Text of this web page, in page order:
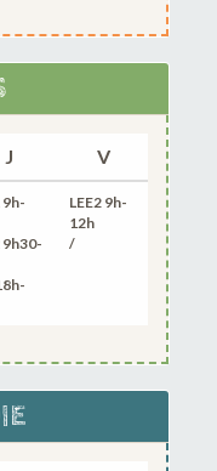
J V
9h-
9h30-
LEE2 9h-
12h
/